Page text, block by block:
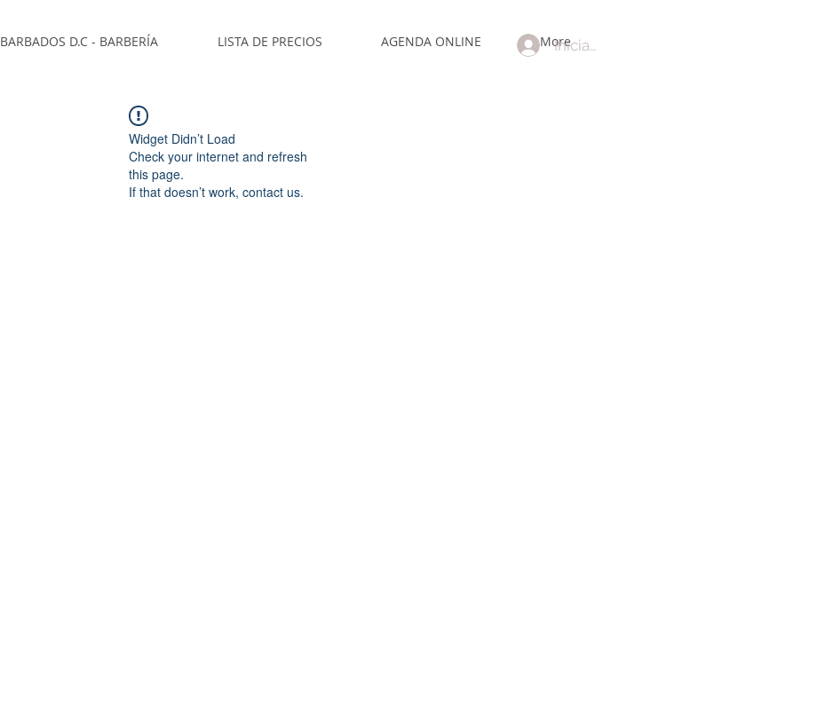
BARBADOS D.C - BARBERÍA LISTA DE PRECIOS AGENDA ONLINE MoreIniciar sesión
Widget Didn’t Load
Check your internet and refresh
this page.
If that doesn’t work, contact us.